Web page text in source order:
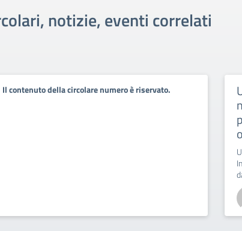
notizie, eventi correlati
Il contenuto della circolare numero è riservato.